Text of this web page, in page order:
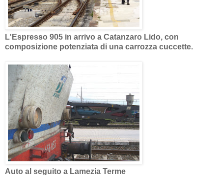
L'Espresso 905 in arrivo a Catanzaro Lido, con
composizione potenziata di una carrozza cuccette.
Auto al seguito a Lamezia Terme